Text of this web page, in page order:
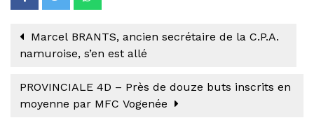
Marcel BRANTS, ancien secrétaire de la C.P.A.
namuroise, s’en est allé
PROVINCIALE 4D – Près de douze buts inscrits en
moyenne par MFC Vogenée